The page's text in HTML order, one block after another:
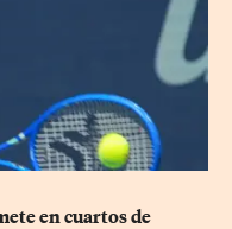
en cuartos de